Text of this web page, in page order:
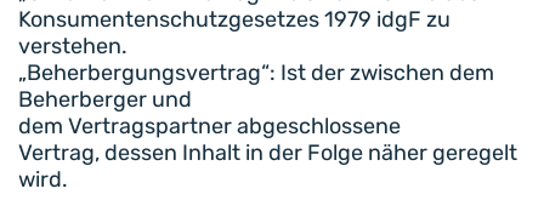
Konsumentenschutzgesetzes 1979 idgF zu
verstehen.
„Beherbergungsvertrag“: Ist der zwischen dem
Beherberger und
dem Vertragspartner abgeschlossene
Vertrag, dessen Inhalt in der Folge näher geregelt
wird.